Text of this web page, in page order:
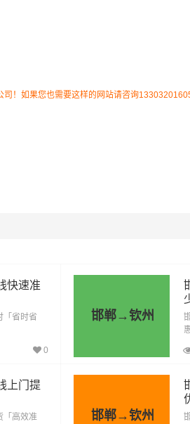
物流专线的费用为市场透明价，仅供
要结合实际您的需求和货物特性来确
客服获取报价。
！如果您也需要这样的网站请咨询13303201605
快速准
「省时省
0
邯郸→钦州
上门提
「高效准
邯郸→钦州